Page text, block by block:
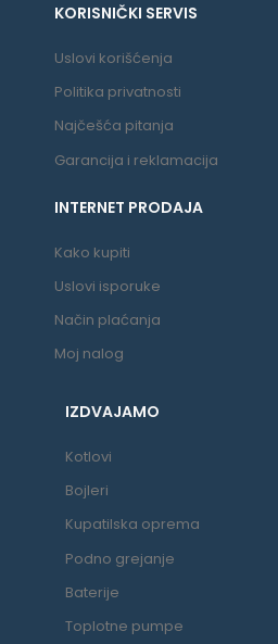
KORISNIČKI SERVIS
Uslovi korišćenja
Politika privatnosti
Najčešća pitanja
Garancija i reklamacija
INTERNET PRODAJA
Kako kupiti
Uslovi isporuke
Način plaćanja
Moj nalog
IZDVAJAMO
Kotlovi
Bojleri
Kupatilska oprema
Podno grejanje
Baterije
Toplotne pumpe